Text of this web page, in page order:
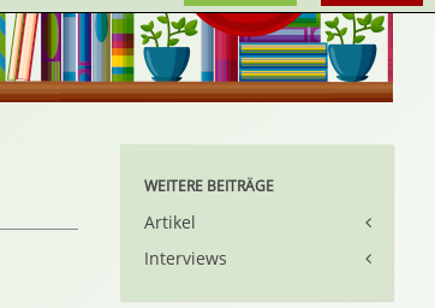
WEITERE BEITRÄGE
Artikel
Interviews